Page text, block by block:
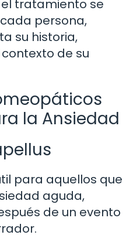
tratamiento se
persona,
su historia,
de su
la Ansiedad
para aquellos que
aguda,
de un evento